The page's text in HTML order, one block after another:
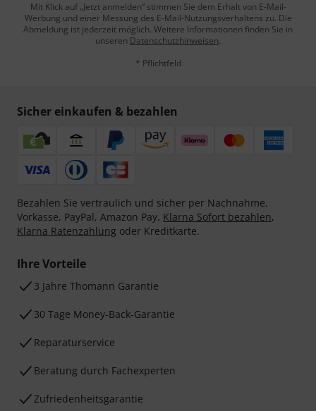
Mit Klick auf „Jetzt anmelden“ stimmen Sie dem Erhalt von E-Mail-
Werbung und einer Messung des E-Mail-Nutzungsverhaltens zu. Die
Abmeldung ist jederzeit möglich. Weitere Informationen finden Sie in
unseren Datenschutzhinweisen.
* Pflichtfeld
Sicher einkaufen & bezahlen
Bezahlen Sie vertraulich und sicher per Nachnahme,
Vorkasse, PayPal, Amazon Pay, Klarna Sofort bezahlen,
Klarna Ratenzahlung oder Kreditkarte.
Ihre Vorteile
3 Jahre Thomann Garantie
30 Tage Money-Back-Garantie
Reparaturservice
Beratung durch Fachexperten
Zufriedenheitsgarantie